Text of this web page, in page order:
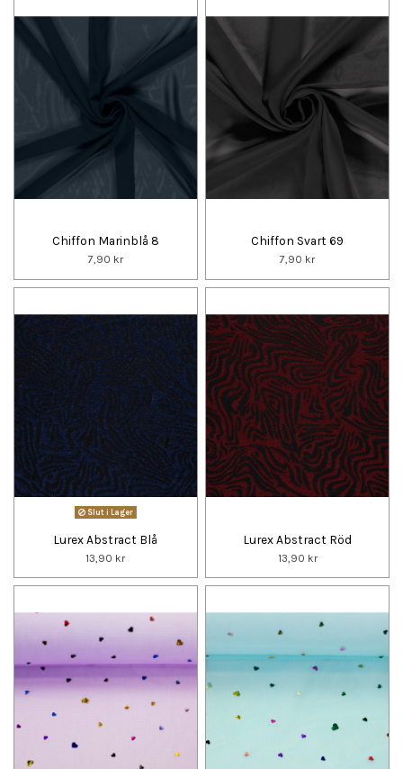
Chiffon Marinblå 8
7,90 kr
Chiffon Svart 69
7,90 kr
Slut i Lager
Lurex Abstract Blå
13,90 kr
Lurex Abstract Röd
13,90 kr